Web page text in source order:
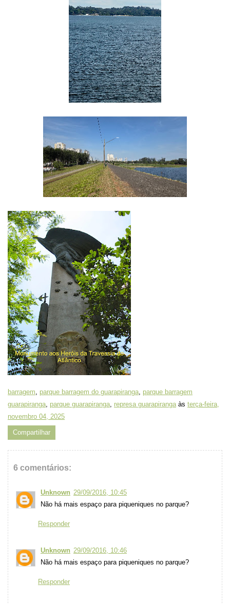
barragem, parque barragem do guarapiranga, parque barragem
guarapiranga, parque guarapiranga, represa guarapiranga às terça-feira,
novembro 04, 2025
Compartilhar
6 comentários:
Unknown 29/09/2016, 10:45
Não há mais espaço para piqueniques no parque?
Responder
Unknown 29/09/2016, 10:46
Não há mais espaço para piqueniques no parque?
Responder